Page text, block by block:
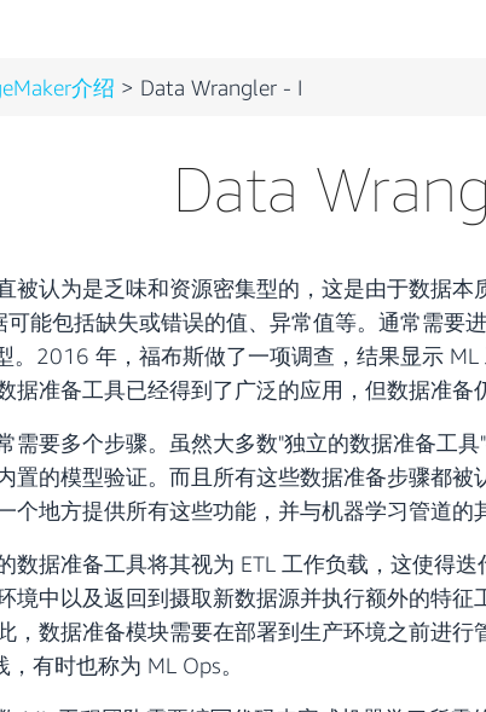
介绍 > Data Wrangler - I
Data
被认为是乏味和资源密集型的，这是由于数据
可能包括缺失或错误的值、异常值等。通常需要
。2016 年，福布斯做了一项调查，结果显示
据准备工具已经得到了广泛的应用，但数据准备
需要多个步骤。虽然大多数"独立的数据准备工
置的模型验证。而且所有这些数据准备步骤都
个地方提供所有这些功能，并与机器学习管道的
数据准备工具将其视为 ETL 工作负载，这使得
境中以及返回到摄取新数据源并执行额外的特
，数据准备模块需要在部署到生产环境之前进
，有时也称为 ML Ops。